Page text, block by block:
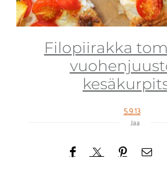
Filopiirakka
5.9.13
Jaa